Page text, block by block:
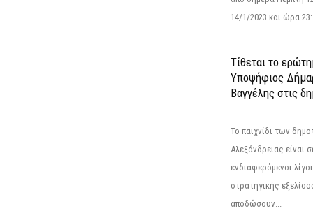
14/1/2023 και ώρα
Τίθεται το
Υποψήφιος
Βαγγέλης στις
Το παιχνίδι των
Αλεξάνδρειας είναι
ενδιαφερόμενοι
στρατηγικής
αποδώσουν...